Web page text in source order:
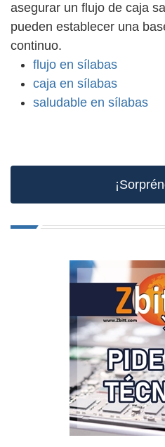
asegurar un flujo de caja
pueden establecer una
continuo.
flujo en sílabas
caja en sílabas
saludable en sílabas